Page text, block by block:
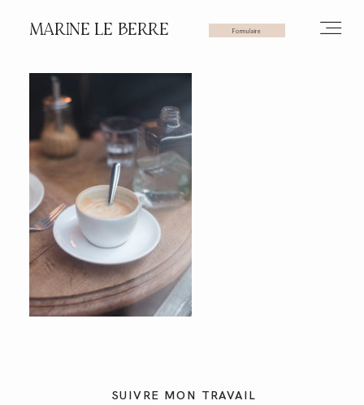
MARINE LE BERRE Formulaire
SUIVRE MON TRAVAIL
PHOTOS
VIDÉOS
SERVICES